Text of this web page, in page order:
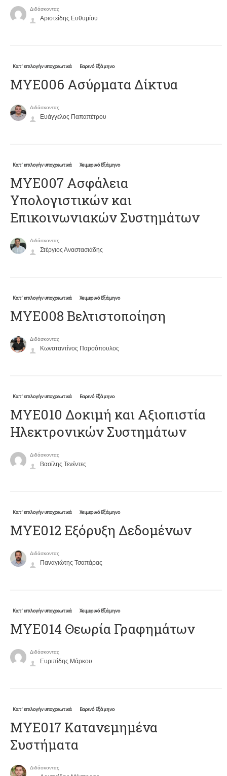
Διδάσκοντας
Αριστείδης Ευθυμίου
Κατ' επιλογήν υποχρεωτικά Εαρινό Εξάμηνο
ΜΥΕ006 Ασύρματα Δίκτυα
Διδάσκοντας
Ευάγγελος Παπαπέτρου
Κατ' επιλογήν υποχρεωτικά Χειμερινό Εξάμηνο
ΜΥΕ007 Ασφάλεια
Υπολογιστικών και
Επικοινωνιακών Συστημάτων
Διδάσκοντας
Στέργιος Αναστασιάδης
Κατ' επιλογήν υποχρεωτικά Χειμερινό Εξάμηνο
ΜΥΕ008 Βελτιστοποίηση
Διδάσκοντας
Κωνσταντίνος Παρσόπουλος
Κατ' επιλογήν υποχρεωτικά Εαρινό Εξάμηνο
ΜΥΕ010 Δοκιμή και Αξιοπιστία
Ηλεκτρονικών Συστημάτων
Διδάσκοντας
Βασίλης Τενέντες
Κατ' επιλογήν υποχρεωτικά Χειμερινό Εξάμηνο
ΜΥΕ012 Εξόρυξη Δεδομένων
Διδάσκοντας
Παναγιώτης Τσαπάρας
Κατ' επιλογήν υποχρεωτικά Χειμερινό Εξάμηνο
ΜΥΕ014 Θεωρία Γραφημάτων
Διδάσκοντας
Ευριπίδης Μάρκου
Κατ' επιλογήν υποχρεωτικά Εαρινό Εξάμηνο
ΜΥΕ017 Κατανεμημένα
Συστήματα
Διδάσκοντας